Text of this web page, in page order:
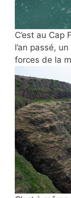
C’est au Cap
l’an passé,
forces de la